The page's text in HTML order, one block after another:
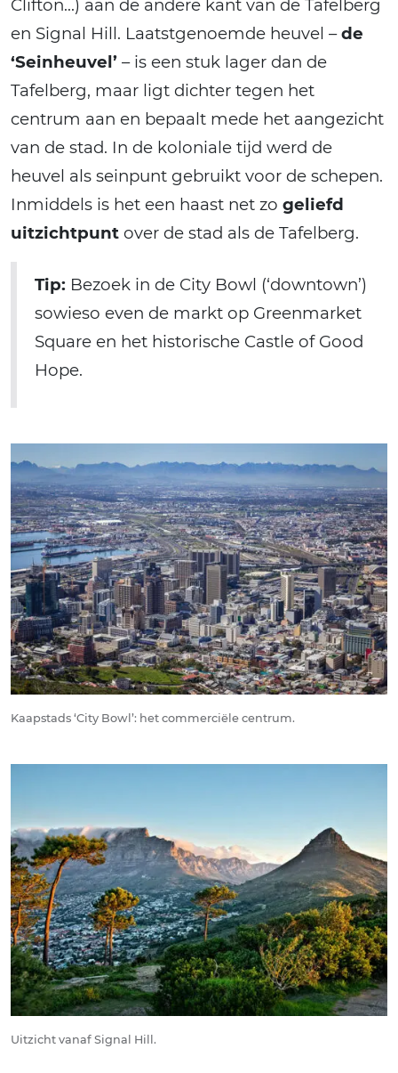
Clifton…) aan de andere kant van de Tafelberg
en Signal Hill. Laatstgenoemde heuvel –de
‘Seinheuvel’ – is een stuk lager dan de
Tafelberg, maar ligt dichter tegen het
centrum aan en bepaalt mede het aangezicht
van de stad. In de koloniale tijd werd de
heuvel als seinpunt gebruikt voor de schepen.
Inmiddels is het een haast net zo geliefd
uitzichtpunt over de stad als de Tafelberg.
Tip: Bezoek in de City Bowl (‘downtown’)
sowieso even de markt op Greenmarket
Square en het historische Castle of Good
Hope.
Kaapstads ‘City Bowl’: het commerciële centrum.
Uitzicht vanaf Signal Hill.